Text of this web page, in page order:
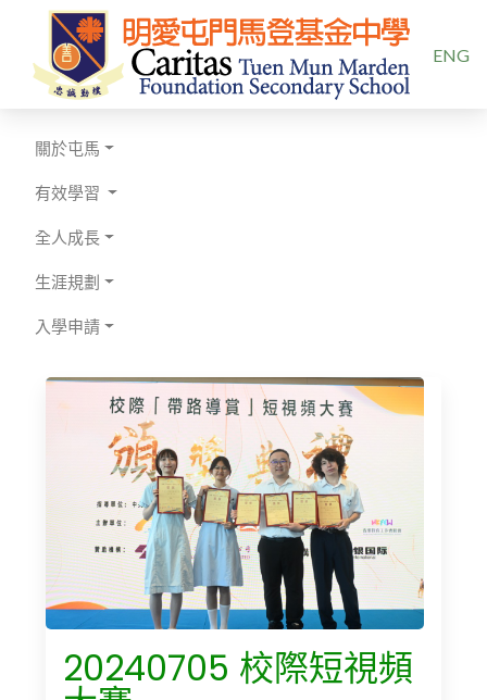
ENG
關於屯馬
有效學習
全人成長
生涯規劃
入學申請
20240705 校際短視頻